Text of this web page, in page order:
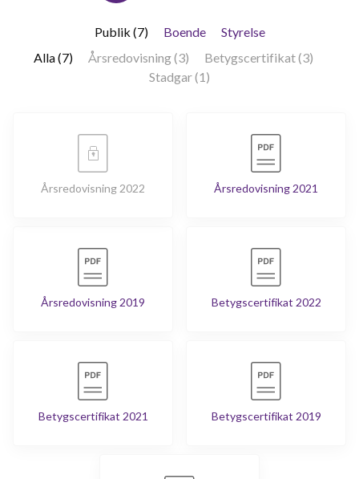
Publik (7) Boende
Styrelse
Alla (7)
Årsredovisning (3)
Betygscertifikat (3)
Stadgar (1)
Årsredovisning 2022 Årsredovisning 2021
Årsredovisning 2019 Betygscertifikat 2022
Betygscertifikat 2021 Betygscertifikat 2019